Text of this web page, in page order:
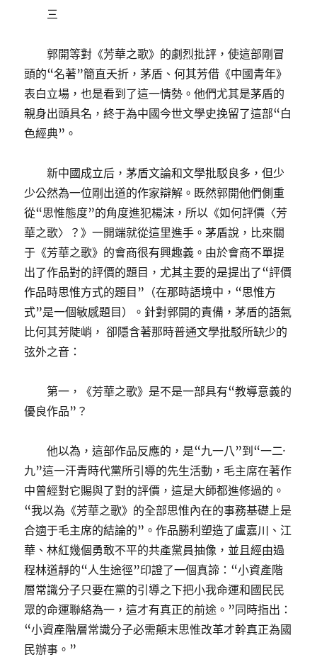
三
郭開等對《芳華之歌》的劇烈批評，使這部剛冒
頭的“名著”簡直夭折，茅盾、何其芳借《中國青年》
表白立場，也是看到了這一情勢。他們尤其是茅盾的
親身出頭具名，終于為中國今世文學史挽留了這部“白
色經典”。
新中國成立后，茅盾文論和文學批駁良多，但少
少公然為一位剛出道的作家辯解。既然郭開他們側重
從“思惟態度”的角度進犯楊沫，所以《如何評價〈芳
華之歌〉？》一開端就從這里進手。茅盾說，比來關
于《芳華之歌》的會商很有興趣義。由於會商不單提
出了作品對的評價的題目，尤其主要的是提出了“評價
作品時思惟方式的題目”（在那時語境中，“思惟方
式”是一個敏感題目）。針對郭開的責備，茅盾的語氣
比何其芳陡峭， 卻隱含著那時普通文學批駁所缺少的
弦外之音：
第一，《芳華之歌》是不是一部具有“教導意義的
優良作品”？
他以為，這部作品反應的，是“九一八”到“一二·
九”這一汗青時代黨所引導的先生活動，毛主席在著作
中曾經對它賜與了對的評價，這是大師都進修過的。
“我以為《芳華之歌》的全部思惟內在的事務基礎上是
合適于毛主席的結論的”。作品勝利塑造了盧嘉川、江
華、林紅幾個勇敢不平的共產黨員抽像，並且經由過
程林道靜的“人生途徑”印證了一個真諦：“小資產階
層常識分子只要在黨的引導之下把小我命運和國民民
眾的命運聯絡為一，這才有真正的前途。”同時指出：
“小資產階層常識分子必需顛末思惟改革才幹真正為國
民辦事。”